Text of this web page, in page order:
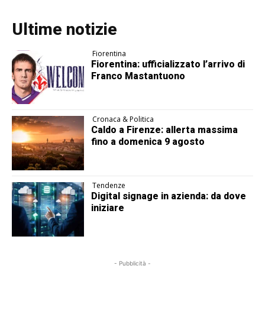
Ultime notizie
Fiorentina
Fiorentina: ufficializzato l’arrivo di
Franco Mastantuono
Cronaca & Politica
Caldo a Firenze: allerta massima
fino a domenica 9 agosto
Tendenze
Digital signage in azienda: da dove
iniziare
- Pubblicità -